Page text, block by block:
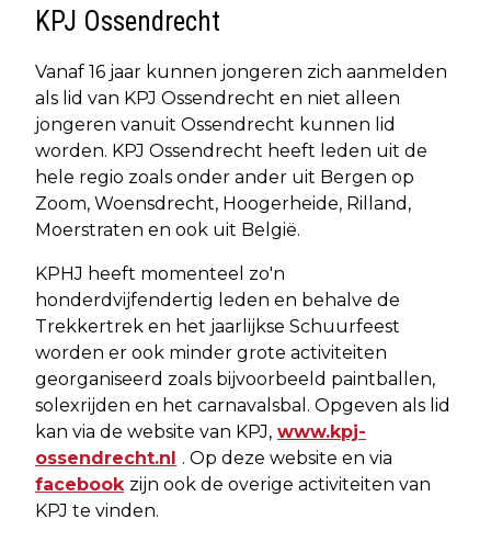
KPJ Ossendrecht
Vanaf 16 jaar kunnen jongeren zich aanmelden
als lid van KPJ Ossendrecht en niet alleen
jongeren vanuit Ossendrecht kunnen lid
worden. KPJ Ossendrecht heeft leden uit de
hele regio zoals onder ander uit Bergen op
Zoom, Woensdrecht, Hoogerheide, Rilland,
Moerstraten en ook uit België.
KPHJ heeft momenteel zo'n
honderdvijfendertig leden en behalve de
Trekkertrek en het jaarlijkse Schuurfeest
worden er ook minder grote activiteiten
georganiseerd zoals bijvoorbeeld paintballen,
solexrijden en het carnavalsbal. Opgeven als lid
kan via de website van KPJ, www.kpj-
ossendrecht.nl . Op deze website en via
facebook zijn ook de overige activiteiten van
KPJ te vinden.